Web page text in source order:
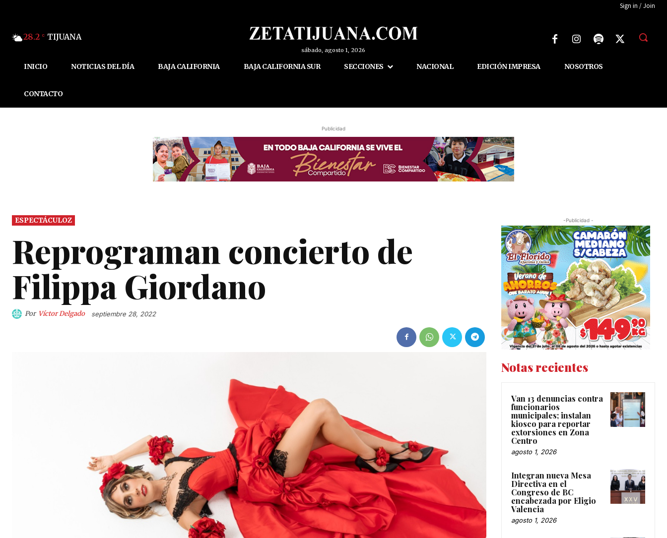
Sign in / Join
28.2 C TIJUANA
sábado, agosto 1, 2026
INICIO NOTICIAS DEL DÍA BAJA CALIFORNIA BAJA CALIFORNIA SUR SECCIONES NACIONAL EDICIÓN IMPRESA NOSOTROS
CONTACTO
Publicidad
ESPECTÁCULOZ
Reprograman concierto de
Filippa Giordano
Por Víctor Delgado septiembre 28, 2022
-Publicidad -
Notas recientes
Van 13 denuncias contra
funcionarios
municipales; instalan
kiosco para reportar
extorsiones en Zona
Centro
agosto 1, 2026
Integran nueva Mesa
Directiva en el
Congreso de BC
encabezada por Eligio
Valencia
agosto 1, 2026